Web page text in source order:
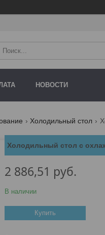
НОВОСТИ
Холодильный стол
Холодильный стол с
2 886,51 руб.
В наличии
Купить